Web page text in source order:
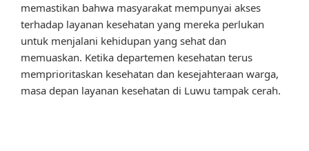
memastikan bahwa masyarakat mempunyai akses
terhadap layanan kesehatan yang mereka perlukan
untuk menjalani kehidupan yang sehat dan
memuaskan. Ketika departemen kesehatan terus
memprioritaskan kesehatan dan kesejahteraan warga,
masa depan layanan kesehatan di Luwu tampak cerah.